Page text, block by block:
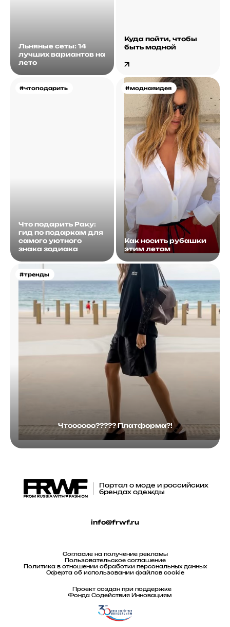
Льняные сеты: 14
лучших вариантов на
лето
Куда пойти, чтобы
быть модной
#чтоподарить
Что подарить Раку:
гид по подаркам для
самого уютного
знака зодиака
#моднаяидея
Как носить рубашки
этим летом
#тренды
Чтоооооо????? Платформа?!
Портал о моде и российских
брендах одежды
info@frwf.ru
Согласие на получение рекламы
Пользовательское соглашение
Политика в отношении обработки персональных данных
Оферта об использовании файлов cookie
Проект создан при поддержке
Фонда Содействия Инновациям